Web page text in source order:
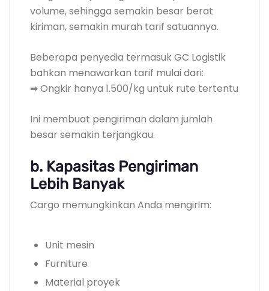
volume, sehingga semakin besar berat
kiriman, semakin murah tarif satuannya.
Beberapa penyedia termasuk GC Logistik
bahkan menawarkan tarif mulai dari:
➡ Ongkir hanya 1.500/kg untuk rute tertentu
Ini membuat pengiriman dalam jumlah
besar semakin terjangkau.
b. Kapasitas Pengiriman
Lebih Banyak
Cargo memungkinkan Anda mengirim:
Unit mesin
Furniture
Material proyek